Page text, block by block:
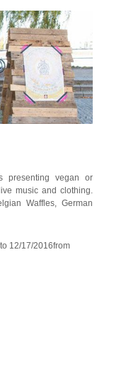
vegan or
music and clothing.
Waffles, German
to 12/17/2016from